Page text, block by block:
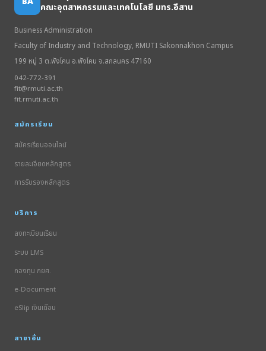
คณะอุตสาหกรรมและเทคโนโลยี มทร.อีสาน
Business Administration
Faculty of Industry and Technology, RMUTI Sakonnakhon Campus
199 หมู่ 3 ต.พังโคน อ.พังโคน จ.สกลนคร 47160
042-772-391
fit@rmuti.ac.th
fit.rmuti.ac.th
สมัครเรียน
สมัครเรียนออนไลน์
รายละเอียดหลักสูตร
การรับรองหลักสูตร
บริการ
ลงทะเบียนเรียน
ระบบ LMS
กองทุน กยศ.
e-Document
eSlip เงินเดือน
สาขาอื่น